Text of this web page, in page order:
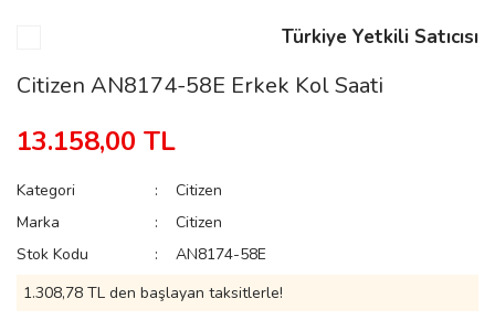
Türkiye Yetkili Satıcısı
Citizen AN8174-58E Erkek Kol Saati
13.158,00 TL
Kategori
Citizen
Marka
Citizen
Stok Kodu
AN8174-58E
1.308,78 TL den başlayan taksitlerle!